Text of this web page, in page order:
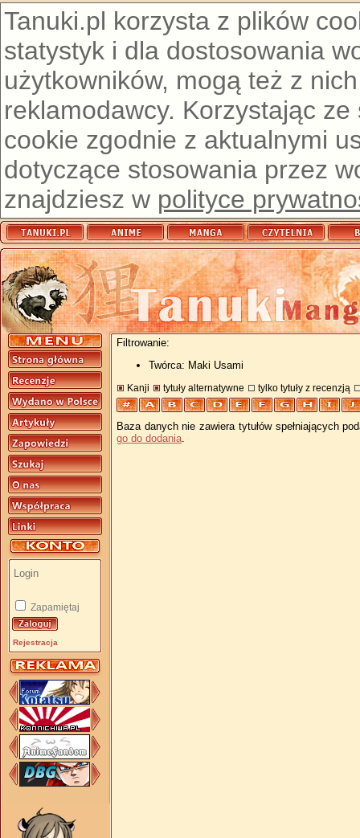
Tanuki.pl korzysta z plików
statystyk i dla dostosowania
użytkowników, mogą też z
reklamodawcy. Korzystając
cookie zgodnie z aktualnymi
dotyczące stosowania przez
znajdziesz w polityce
Zapamiętaj
Rejestracja
Filtrowanie:
Twórca: Maki Usami
Kanji tytuły alternatywne tylko tytuły z recenzją
Baza danych nie zawiera tytułów spełniających
go do dodania.